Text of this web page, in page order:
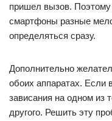
пришел вызов.
смартфоны разные
определяться сразу.
Дополнительно
обоих аппаратах. Если
зависания на одном из
другого. Решить эту